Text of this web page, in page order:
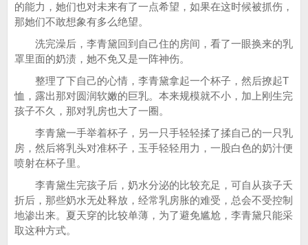
的能力，她们也对未来有了一点希望，如果在这时候被抓伤，
那她们不敢想象有多么绝望。
洗完澡后，李青黛回到自己住的房间，看了一眼换来的乳
罩里面的奶渍，她不免又是一阵神伤。
整理了下自己的心情，李青黛拿起一个杯子，然后撩起T
恤，露出那对圆润软嫩的巨乳。本来规模就不小，加上刚生完
孩子不久，那对乳房也大了一圈。
李青黛一手举着杯子，另一只手轻轻揉了揉自己的一只乳
房，然后将乳头对准杯子，玉手轻轻用力，一股白色的奶汁便
喷射在杯子里。
李青黛生完孩子后，奶水分泌的比较充足，可自从孩子夭
折后，那些奶水无处释放，经常乳房胀的难受，总会不受控制
地渗出来。夏天穿的比较单薄，为了避免尴尬，李青黛只能采
取这种方式。